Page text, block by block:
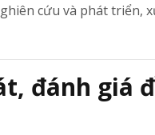
cứu và phát triển,
đánh giá